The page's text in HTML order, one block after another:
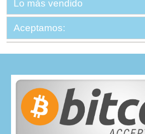
Lo más vendido
Aceptamos: